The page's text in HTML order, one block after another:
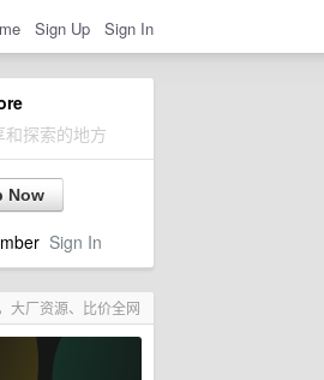
Sign Up Sign In
探索的地方
Now
Sign In
大厂资源、比价全网